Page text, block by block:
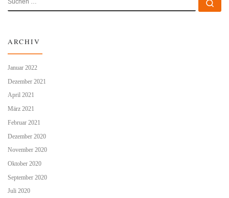
ARCHIV
Januar 2022
Dezember 2021
April 2021
März 2021
Februar 2021
Dezember 2020
November 2020
Oktober 2020
September 2020
Juli 2020